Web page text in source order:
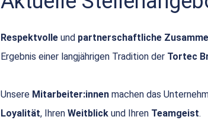
Respektvolle und partnerschaftliche
Ergebnis einer langjährigen Tradition der Tortec
Unsere Mitarbeiter:innen machen das
Loyalität, Ihren Weitblick und Ihren Teamgeist.